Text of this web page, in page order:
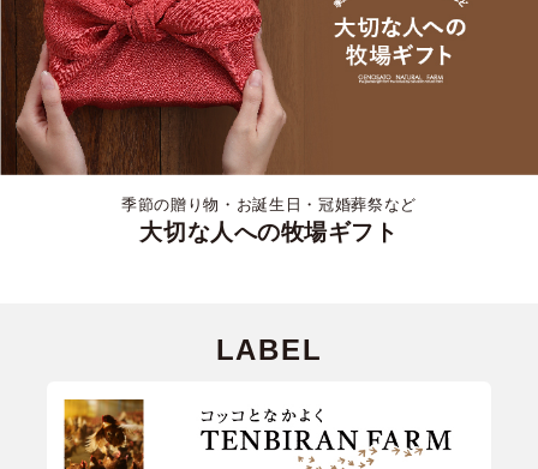
季節の贈り物・お誕生日・冠婚葬祭など
大切な人への牧場ギフト
LABEL